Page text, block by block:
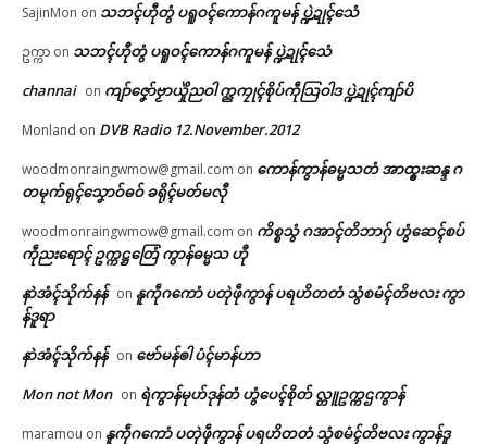
SajinMon on သဘၚ်ဟီုတွံ ပရူဝၚ်ကောန်ဂကူမန် ပ္ဍဲဍုၚ်သေံ
ဥက္ကာ on သဘၚ်ဟီုတွံ ပရူဝၚ်ကောန်ဂကူမန် ပ္ဍဲဍုၚ်သေံ
channai on ကျာ်ဇၞော်ဗၟာယှိုဲညဝါ က္ညကၠုၚ်စိုပ်ကဵုသြဝါဒ ပ္ဍဲဍုၚ်ကျာ်ပိ
Monland on DVB Radio 12.November.2012
woodmonraingwmow@gmail.com on ကောန်ကွာန်ဓမ္မသတံ အာထ္ၜးဆန္ဒ ဂ
တမုက်ရုၚ်သၞောဝ်ဓဝ် ခရိုၚ်မတ်မလီု
woodmonraingwmow@gmail.com on ကိစ္စသွံ ဂအာၚ်တိဘာဂှ် ဟွံဆေၚ်စပ်
ကဵုညးရောၚ် ဥက္ကဋ္ဌတြေံ ကွာန်ဓမ္မသ ဟီု
နာဲအံၚ်သိုက်နန် on နူကဵုဂကောံ ပတုဲဖဵုကွာန် ပရဟိတတံ သွံစမံၚ်တိဗလး ကွာ
န်ဒူရာ
နာဲအံၚ်သိုက်နန် on ဗော်မန်ၜါ ပံၚ်မာန်ဟာ
Mon not Mon on ရဲကွာန်မုဟ်ဒုန်တံ ဟွံပေၚ်စိုတ် လ္တူဥက္ကဌကွာန်
maramou on နူကဵုဂကောံ ပတုဲဖဵုကွာန် ပရဟိတတံ သွံစမံၚ်တိဗလး ကွာန်ဒူ